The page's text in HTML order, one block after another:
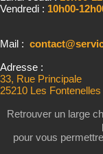
Vendredi : 10h00-
Mail :
Adresse :
33, Rue Principale
25210 Les
Retrouver un large
pour vous